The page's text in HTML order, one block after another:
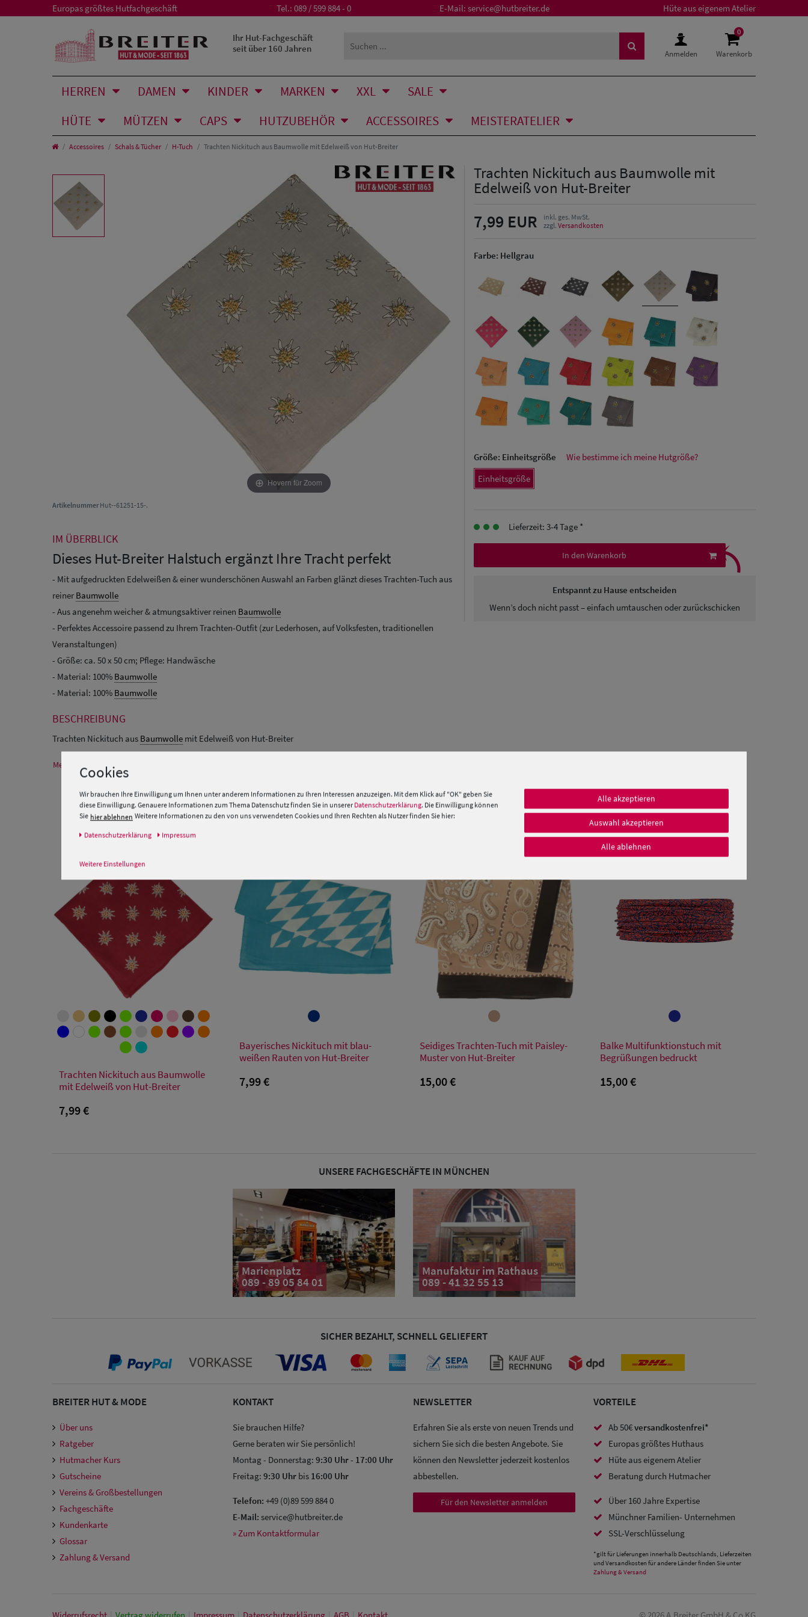
Europas größtes Hutfachgeschäft Tel.: 089 / 599 884 - 0 E-Mail: service@hutbreiter.de Hüte aus eigenem Atelier
Ihr Hut-Fachgeschäft
seit über 160 Jahren
Anmelden
0
Warenkorb
HERREN DAMEN KINDER MARKEN XXL
SALE
HÜTE
MÜTZEN CAPS HUTZUBEHÖR ACCESSOIRES MEISTERATELIER
Accessoires Schals & Tücher H-Tuch Trachten Nickituch aus Baumwolle mit Edelweiß von Hut-Breiter
Hovern für Zoom
ArtikelnummerHut--61251-15-.
Trachten Nickituch aus Baumwolle mit
Edelweiß von Hut-Breiter
7,99 EUR
inkl. ges. MwSt.
zzgl. Versandkosten
Farbe: Hellgrau
Größe: Einheitsgröße
Wie bestimme ich meine Hutgröße?
Einheitsgröße
Lieferzeit: 3-4 Tage *
In den Warenkorb
Entspannt zu Hause entscheiden
Wenn’s doch nicht passt – einfach umtauschen oder zurückschicken
⤹
IM ÜBERBLICK
Dieses Hut-Breiter Halstuch ergänzt Ihre Tracht perfekt
- Mit aufgedruckten Edelweißen & einer wunderschönen Auswahl an Farben glänzt dieses Trachten-Tuch aus
reiner Baumwolle
- Aus angenehm weicher & atmungsaktiver reinen Baumwolle
- Perfektes Accessoire passend zu Ihrem Trachten-Outfit (zur Lederhosen, auf Volksfesten, traditionellen
Veranstaltungen)
- Größe: ca. 50 x 50 cm; Pflege: Handwäsche
- Material: 100% Baumwolle
- Material: 100% Baumwolle
BESCHREIBUNG
Trachten Nickituch aus Baumwolle mit Edelweiß von Hut-Breiter
Mehr Informationen zum Hersteller und EU Verantwortlichen »
PRODUKTEMPFEHLUNGEN
Einheitsgröße
Trachten Nickituch aus Baumwolle
mit Edelweiß von Hut-Breiter
7,99 €
Einheitsgröße
Bayerisches Nickituch mit blau-
weißen Rauten von Hut-Breiter
7,99 €
Einheitsgröße
Seidiges Trachten-Tuch mit Paisley-
Muster von Hut-Breiter
15,00 €
Einheitsgröße
Balke Multifunktionstuch mit
Begrüßungen bedruckt
15,00 €
UNSERE FACHGESCHÄFTE IN MÜNCHEN
Marienplatz
089 - 89 05 84 01
Manufaktur im Rathaus
089 - 41 32 55 13
SICHER BEZAHLT, SCHNELL GELIEFERT
BREITER HUT & MODE
Über uns
Ratgeber
Hutmacher Kurs
Gutscheine
Vereins & Großbestellungen
Fachgeschäfte
Kundenkarte
Glossar
Zahlung & Versand
KONTAKT
Sie brauchen Hilfe?
Gerne beraten wir Sie persönlich!
Montag - Donnerstag: 9:30 Uhr- 17:00 Uhr
Freitag: 9:30 Uhr bis 16:00 Uhr
Telefon: +49 (0)89 599 884 0
E-Mail: service@hutbreiter.de
» Zum Kontaktformular
NEWSLETTER
Erfahren Sie als erste von neuen Trends und
sichern Sie sich die besten Angebote. Sie
können den Newsletter jederzeit kostenlos
abbestellen.
Für den Newsletter anmelden
VORTEILE
Ab 50€versandkostenfrei*
Europas größtes Huthaus
Hüte aus eigenem Atelier
Beratung durch Hutmacher
Über 160 Jahre Expertise
Münchner Familien- Unternehmen
SSL-Verschlüsselung
*gilt für Lieferungen innerhalb Deutschlands, Lieferzeiten
und Versandkosten für andere Länder finden Sie unter
Zahlung & Versand
Cookies
Wir brauchen Ihre Einwilligung um Ihnen unter anderem Informationen zu Ihren Interessen anzuzeigen. Mit dem Klick auf "OK" geben Sie
diese Einwilligung. Genauere Informationen zum Thema Datenschutz finden Sie in unserer Datenschutzerklärung. Die Einwilligung können
Sie hier ablehnen Weitere Informationen zu den von uns verwendeten Cookies und Ihren Rechten als Nutzer finden Sie hier:
Daten­schutz­erklärung Impressum
Weitere Einstellungen
Alle akzeptieren
Auswahl akzeptieren
Alle ablehnen